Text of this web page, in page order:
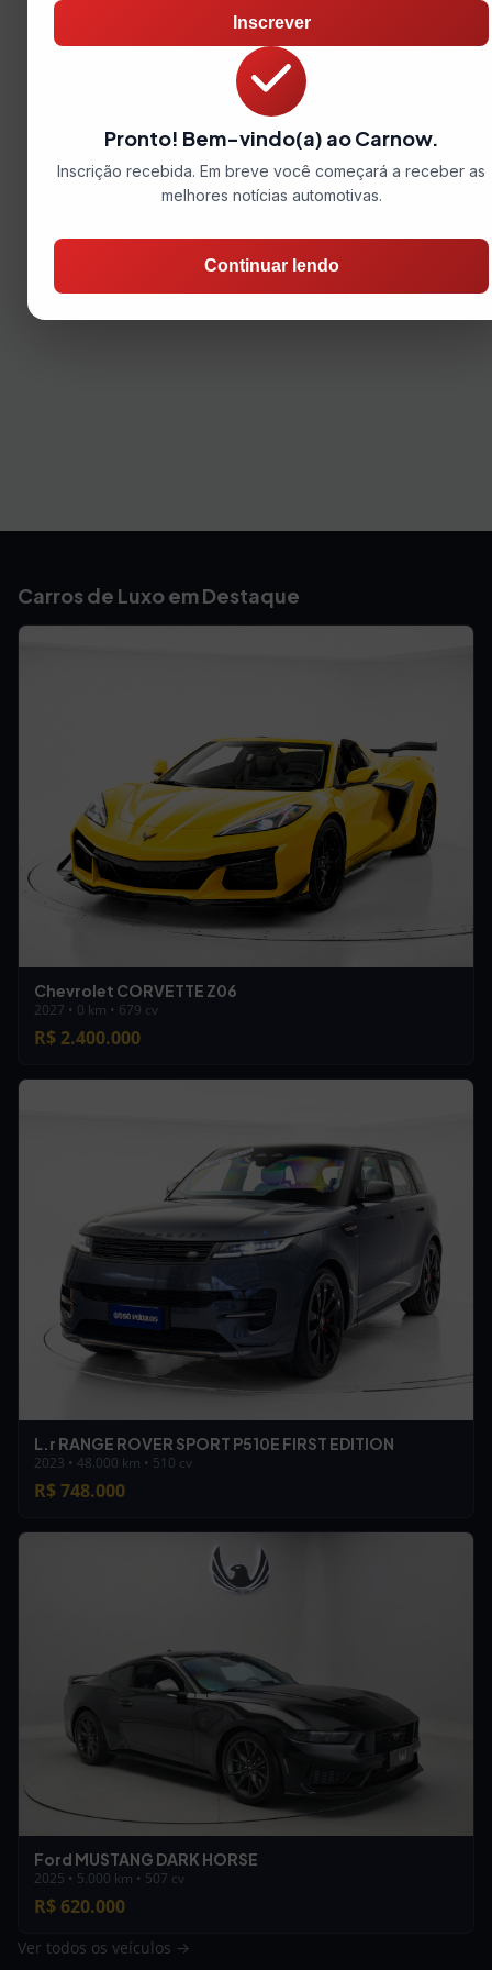
Carros de Luxo em Destaque
Chevrolet CORVETTE Z06
2027 • 0 km • 679 cv
R$ 2.400.000
L.r RANGE ROVER SPORT P510E FIRST EDITION
2023 • 48.000 km • 510 cv
R$ 748.000
Ford MUSTANG DARK HORSE
2025 • 5.000 km • 507 cv
R$ 620.000
Ver todos os veículos →
Inscrever
Pronto! Bem-vindo(a) ao Carnow.
Inscrição recebida. Em breve você começará a receber as
melhores notícias automotivas.
Continuar lendo